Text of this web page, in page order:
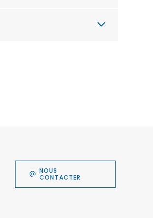
NOUS
CONTACTER